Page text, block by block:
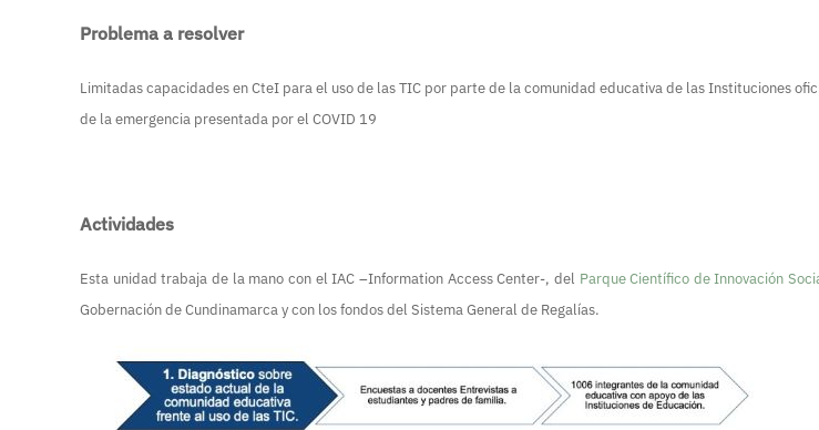
Problema a resolver
Limitadas capacidades en CteI para el uso de las TIC por parte de la comunidad educativa de las Instituciones
de la emergencia presentada por el COVID 19
Actividades
Esta unidad trabaja de la mano con el IAC –Information Access Center-, del Parque Científico de Innovación
Gobernación de Cundinamarca y con los fondos del Sistema General de Regalías.